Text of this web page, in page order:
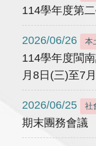
114學年度第
2026/06/26 本
114學年度閩
月8日(三)至7
2026/06/25 社
期末團務會議